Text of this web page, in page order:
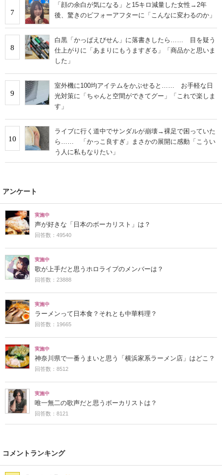
7
「顔の余白が気になる」と15キロ減量した女性→2年
後、驚きのビフォーアフターに「こんなに変わるのか」
8
白黒「かっぱえびせん」に落書きしたら…… 目を疑う
仕上がりに「あまりにもうますぎる」「商品かと思いま
した」
9
室外機に100均アイテムをかぶせると…… お手軽な日
光対策に「ちゃんと空間ができてグー」「これで楽しま
す」
10
ライブに行く道中でサンダルが崩壊→裸足で困っていた
ら…… 「かっこ良すぎ」まさかの展開に感動「こうい
う人に私もなりたい」
アンケート
実施中
声が好きな「日本のボーカリスト」は？
回答数：49540
実施中
歌が上手だと思うホロライブのメンバーは？
回答数：23888
実施中
ラーメンって日本食？それとも中華料理？
回答数：19665
実施中
神奈川県で一番うまいと思う「横浜家系ラーメン店」はどこ？
回答数：8512
実施中
唯一無二の歌声だと思うボーカリストは？
回答数：8121
コメントランキング